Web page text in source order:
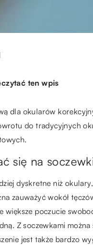
ten wpis
dla okularów
do tradycyjnych
się na
dyskretne niż
zauważyć wokół
większe poczucie
Z soczewkami
jest także bardzo